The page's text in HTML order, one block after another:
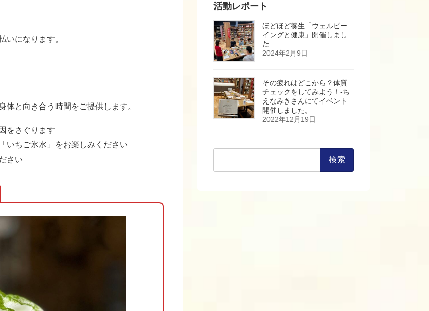
いになります。
と向き合う時間をご提供します。
をさぐります
いちご氷水」をお楽しみください
さい
活動レポート
ほどほど養生「ウェルビー
イングと健康」開催しまし
た
2024年2月9日
その疲れはどこから？体質
チェックをしてみよう！-ち
えなみきさんにてイベント
開催しました。
2022年12月19日